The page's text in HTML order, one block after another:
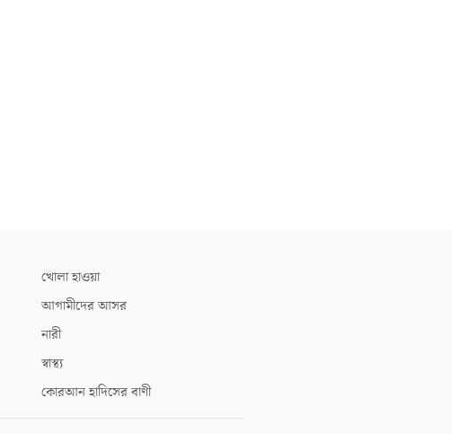
খোলা হাওয়া
আগামীদের আসর
নারী
স্বাস্থ্য
কোরআন হাদিসের বাণী